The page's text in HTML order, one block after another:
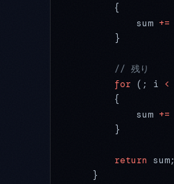
        {
            sum
+=
        }
        // 残り
        for
(; i <
        {
            sum
+=
        }
        return
sum;
    }